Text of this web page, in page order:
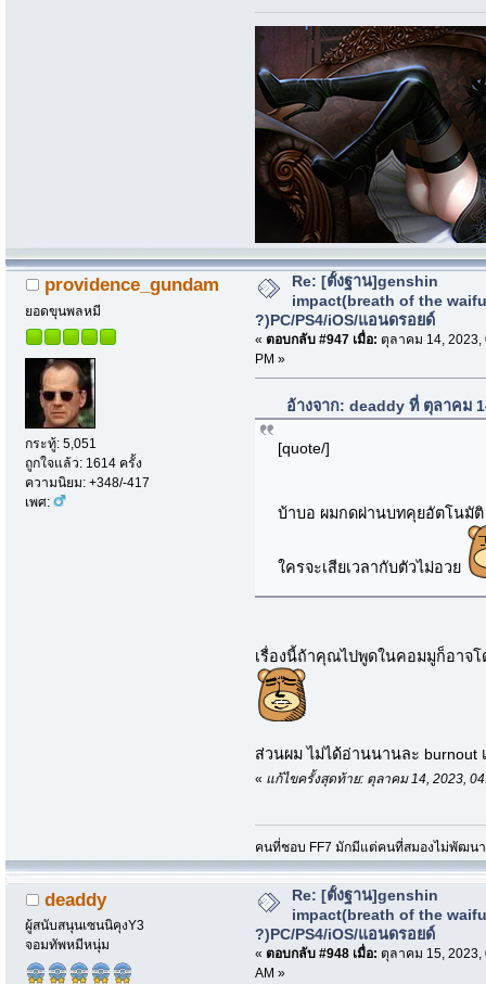
providence_gundam
ยอดขุนพลหมี
กระทู้: 5,051
ถูกใจแล้ว: 1614 ครั้ง
ความนิยม: +348/-417
เพศ:
Re: [ตั้งฐาน]genshin
impact(breath of the waifu
?)PC/PS4/iOS/แอนดรอยด์
« ตอบกลับ #947 เมื่อ: ตุลาคม 14, 2023,
PM »
อ้างจาก: deaddy ที่ ตุลาคม
[quote/]
บ้าบอ ผมกดผ่านบทคุยอัตโนมั
ใครจะเสียเวลากับตัวไม่อวย
เรื่องนี้ถ้าคุณไปพูดในคอมมูก็อาจ
ส่วนผม ไม่ได้อ่านนานละ burnout
« แก้ไขครั้งสุดท้าย: ตุลาคม 14, 2023,
คนที่ชอบ FF7 มักมีแต่คนที่สมองไม่พัฒนา
deaddy
ผู้สนับสนุนเซนนิคุงY3
จอมทัพหมีหนุ่ม
Re: [ตั้งฐาน]genshin
impact(breath of the waifu
?)PC/PS4/iOS/แอนดรอยด์
« ตอบกลับ #948 เมื่อ: ตุลาคม 15, 2023,
AM »